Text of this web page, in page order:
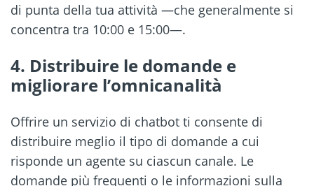
di punta della tua attività —che generalmente si
concentra tra 10:00 e 15:00—.
4. Distribuire le domande e
migliorare l’omnicanalità
Offrire un servizio di chatbot ti consente di
distribuire meglio il tipo di domande a cui
risponde un agente su ciascun canale. Le
domande più frequenti o le informazioni sulla